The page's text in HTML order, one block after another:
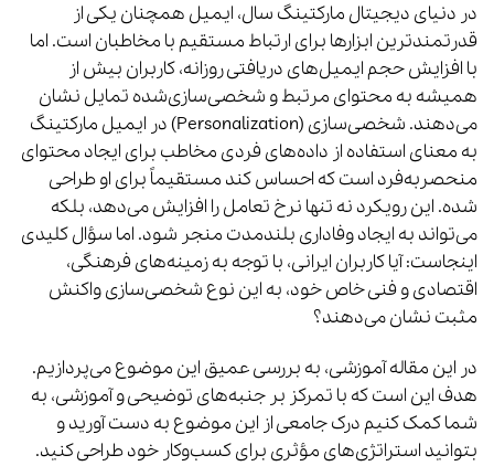
در دنیای دیجیتال مارکتینگ سال، ایمیل همچنان یکی از
قدرتمندترین ابزارها برای ارتباط مستقیم با مخاطبان است. اما
با افزایش حجم ایمیل‌های دریافتی روزانه، کاربران بیش از
همیشه به محتوای مرتبط و شخصی‌سازی‌شده تمایل نشان
می‌دهند. شخصی‌سازی (Personalization) در ایمیل مارکتینگ
به معنای استفاده از داده‌های فردی مخاطب برای ایجاد محتوای
منحصربه‌فرد است که احساس کند مستقیماً برای او طراحی
شده. این رویکرد نه تنها نرخ تعامل را افزایش می‌دهد، بلکه
می‌تواند به ایجاد وفاداری بلندمدت منجر شود. اما سؤال کلیدی
اینجاست: آیا کاربران ایرانی، با توجه به زمینه‌های فرهنگی،
اقتصادی و فنی خاص خود، به این نوع شخصی‌سازی واکنش
مثبت نشان می‌دهند؟
در این مقاله آموزشی، به بررسی عمیق این موضوع می‌پردازیم.
هدف این است که با تمرکز بر جنبه‌های توضیحی و آموزشی، به
شما کمک کنیم درک جامعی از این موضوع به دست آورید و
بتوانید استراتژی‌های مؤثری برای کسب‌وکار خود طراحی کنید.